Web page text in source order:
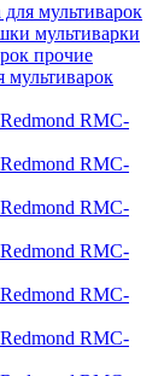
мультиварок
мультиварки
прочие
мультиварок
RMC-
RMC-
RMC-
RMC-
RMC-
RMC-